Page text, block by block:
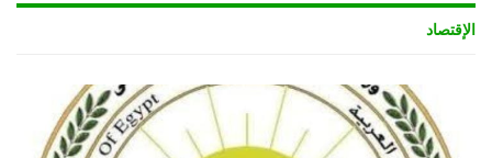
الإقتصاد